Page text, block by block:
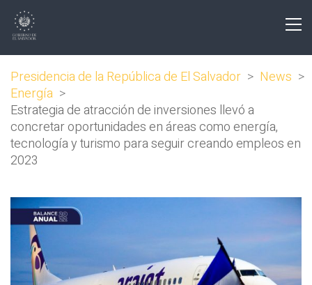
Presidencia de la República de El Salvador > News >
Energía >
Estrategia de atracción de inversiones llevó a
concretar oportunidades en áreas como energía,
tecnología y turismo para seguir creando empleos en
2023